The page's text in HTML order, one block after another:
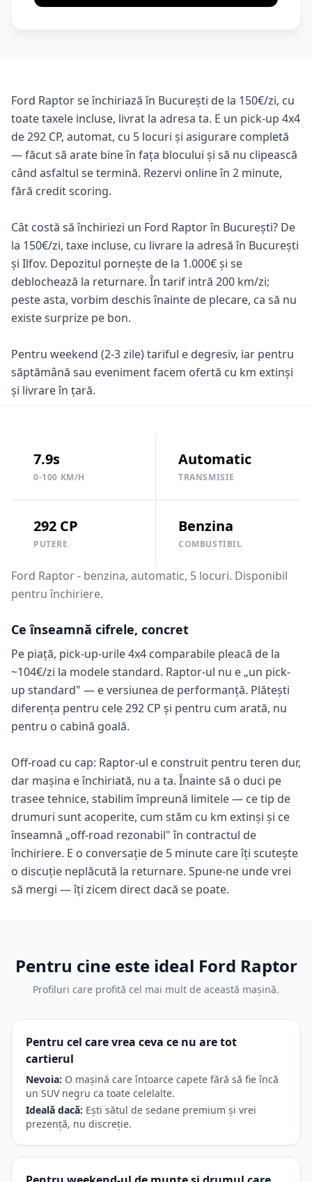
Ford Raptor se închiriază în București de la 150€/zi, cu
toate taxele incluse, livrat la adresa ta. E un pick-up 4x4
de 292 CP, automat, cu 5 locuri și asigurare completă
— făcut să arate bine în fața blocului și să nu clipească
când asfaltul se termină. Rezervi online în 2 minute,
fără credit scoring.
Cât costă să închiriezi un Ford Raptor în București? De
la 150€/zi, taxe incluse, cu livrare la adresă în București
și Ilfov. Depozitul pornește de la 1.000€ și se
deblochează la returnare. În tarif intră 200 km/zi;
peste asta, vorbim deschis înainte de plecare, ca să nu
existe surprize pe bon.
Pentru weekend (2-3 zile) tariful e degresiv, iar pentru
săptămână sau eveniment facem ofertă cu km extinși
și livrare în țară.
7.9s
0-100 KM/H
Automatic
TRANSMISIE
292 CP
PUTERE
Benzina
COMBUSTIBIL
Ford Raptor - benzina, automatic, 5 locuri. Disponibil
pentru închiriere.
Ce înseamnă cifrele, concret
Pe piață, pick-up-urile 4x4 comparabile pleacă de la
~104€/zi la modele standard. Raptor-ul nu e „un pick-
up standard" — e versiunea de performanță. Plătești
diferența pentru cele 292 CP și pentru cum arată, nu
pentru o cabină goală.
Off-road cu cap: Raptor-ul e construit pentru teren dur,
dar mașina e închiriată, nu a ta. Înainte să o duci pe
trasee tehnice, stabilim împreună limitele — ce tip de
drumuri sunt acoperite, cum stăm cu km extinși și ce
înseamnă „off-road rezonabil" în contractul de
închiriere. E o conversație de 5 minute care îți scutește
o discuție neplăcută la returnare. Spune-ne unde vrei
să mergi — îți zicem direct dacă se poate.
Pentru cine este ideal Ford Raptor
Profiluri care profită cel mai mult de această mașină.
Pentru cel care vrea ceva ce nu are tot
cartierul
Nevoia: O mașină care întoarce capete fără să fie încă
un SUV negru ca toate celelalte.
Ideală dacă: Ești sătul de sedane premium și vrei
prezență, nu discreție.